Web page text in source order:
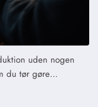
uden nogen
du tør gøre…